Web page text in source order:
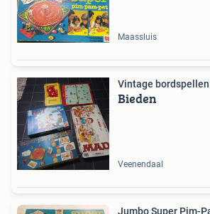
Maassluis
Vintage bordspellen
Bieden
Veenendaal
Jumbo Super Pim-